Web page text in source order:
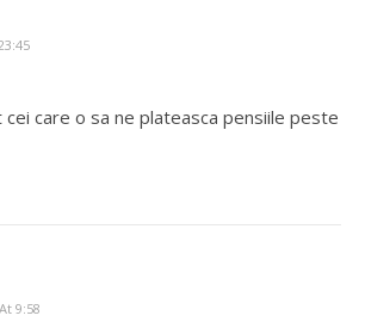
cei care o sa ne plateasca pensiile peste
9:58